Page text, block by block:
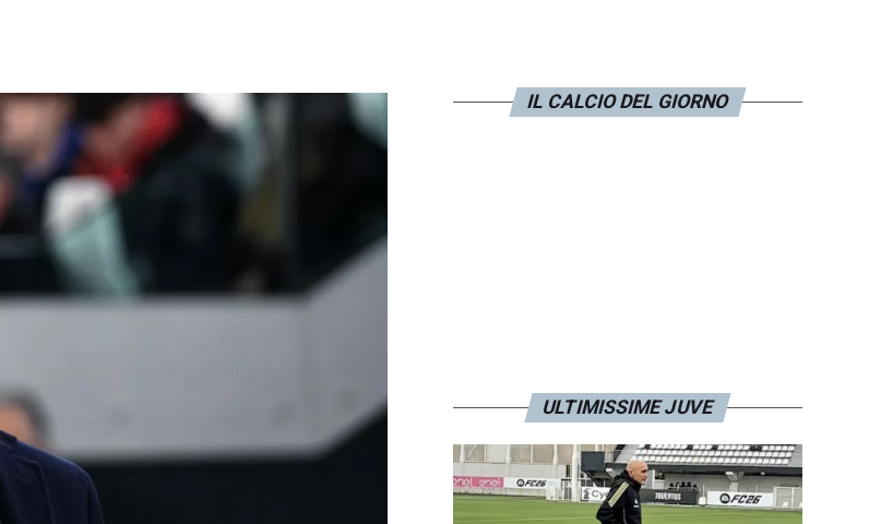
IL CALCIO DEL GIORNO
ULTIMISSIME JUVE